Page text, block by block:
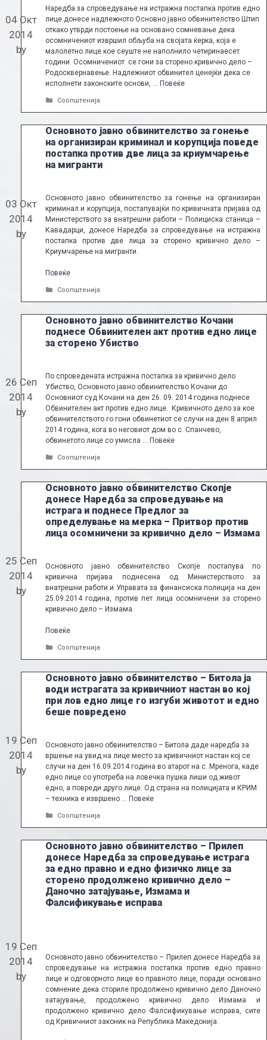
04 Окт
2014
by
Наредба за спроведување на истражна постапка против едно
лице донесе надлежното Основно јавно обвинителство Штип
откако утврди постоење на основано сомневање дека
осомничениот извршил обљуба на својата ќерка, која е
малолетно лице кое сеуште не наполнило четиринаесет
години. Осомничениот се гони за сторено кривично дело –
Родосквернавење. Надлежниот обвинител ценејќи дека се
исполнети законските основи, … Повеќе
Categories
Соопштенија
Основното јавно обвинителство за гонење
на организиран криминал и корупција поведе
постапка против две лица за криумчарење
на мигранти
03 Окт
2014
by
Основното јавно обвинителство за гонење на организиран
криминал и корупција, постапувајќи по кривичната пријава од
Министерството за внатрешни работи – Полициска станица –
Кавадарци, донесе Наредба за спроведување на истражна
постапка против две лица за сторено кривично дело –
Криумчарење на мигранти.
Повеќе
Categories
Соопштенија
Основното јавно обвинителство Кочани
поднесе Обвинителен акт против едно лице
за сторено Убиство
26 Сеп
2014
by
По спроведената истражна постапка за кривично дело
Убиство, Основното јавно обвинителство Кочани до
Основниот суд Кочани на ден 26. 09. 2014 година поднесе
Обвинителен акт против едно лице. Кривичното дело за кое
обвинителството го гони обвинетиот се случи на ден 8 април
2014 година, кога во неговиот дом во с. Спанчево,
обвинетото лице со умисла … Повеќе
Categories
Соопштенија
Основното јавно обвинителство Скопје
донесе Наредба за спроведување на
истрага и поднесе Предлог за
определување на мерка – Притвор против
лица осомничени за кривично дело – Измама
25 Сеп
2014
by
Основното јавно обвинителство Скопје постапува по
кривична пријава поднесена од Министерството за
внатрешни работи и Управата за финансиска полиција на ден
25.09.2014 година, против пет лица осомничени за сторено
кривично дело – Измама.
Повеќе
Categories
Соопштенија
Основното јавно обвинителство – Битола ја
води истрагата за кривичниот настан во кој
при лов едно лице го изгуби животот и едно
беше повредено
19 Сеп
2014
by
Основното јавно обвинителство – Битола даде наредба за
вршење на увид на лице место за кривичниот настан кој се
случи на ден 16.09.2014 година во атарот на с. Мренога, каде
едно лице со употреба на ловечка пушка лиши од живот
едно, а повреди друго лице. Од страна на полицијата и КРИМ
– техника е извршено … Повеќе
Categories
Соопштенија
Основното јавно обвинителство – Прилеп
донесе Наредба за спроведување истрага
за едно правно и едно физичко лице за
сторено продолжено кривично дело –
Даночно затајување, Измама и
Фалсификување исправа
19 Сеп
2014
by
Основното јавно обвинителство – Прилеп донесе Наредба за
спроведување на истражна постапка против едно правно
лице и одговорното лице во правното лице, поради основано
сомнение дека сториле продолжено кривично дело Даночно
затајување, продолжено кривично дело Измама и
продолжено кривично дело Фалсификување исправа, сите
од Кривичниот законик на Република Македонија.